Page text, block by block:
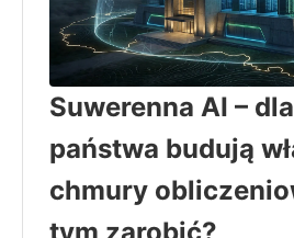
Suwerenna AI –
państwa budują
chmury